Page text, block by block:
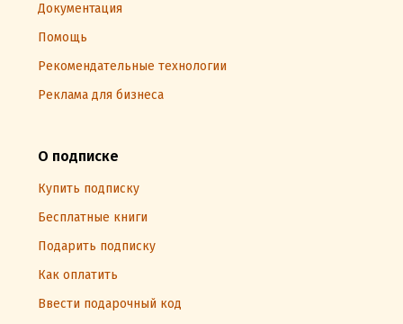
Документация
Помощь
Рекомендательные технологии
Реклама для бизнеса
О подписке
Купить подписку
Бесплатные книги
Подарить подписку
Как оплатить
Ввести подарочный код